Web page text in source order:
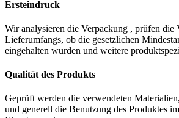
Ersteindruck
Wir analysieren die Verpackung , prüfen die
Lieferumfangs, ob die gesetzlichen
eingehalten wurden und weitere
Qualität des Produkts
Geprüft werden die verwendeten
und generell die Benutzung des Produktes